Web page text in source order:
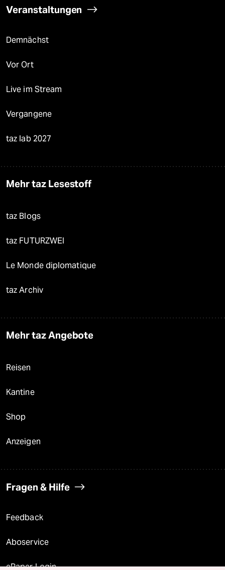
Veranstaltungen
Demnächst
Vor Ort
Live im Stream
Vergangene
taz lab 2027
Mehr taz Lesestoff
taz Blogs
taz FUTURZWEI
Le Monde diplomatique
taz Archiv
Mehr taz Angebote
Reisen
Kantine
Shop
Anzeigen
Fragen & Hilfe
Feedback
Aboservice
ePaper Login